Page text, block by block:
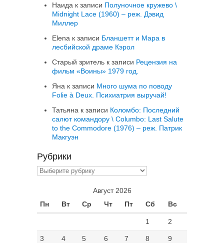
Наида к записи Полуночное кружево \
Midnight Lace (1960) – реж. Дэвид
Миллер
Elena к записи Бланшетт и Мара в
лесбийской драме Кэрол
Старый зритель к записи Рецензия на
фильм «Воины» 1979 год.
Яна к записи Много шума по поводу
Folie à Deux. Психиатрия выручай!
Татьяна к записи Коломбо: Последний
салют командору \ Columbo: Last Salute
to the Commodore (1976) – реж. Патрик
Макгуэн
Рубрики
Рубрики
Август 2026
Пн
Вт Ср Чт Пт Сб Вс
1 2
3 4 5 6 7 8 9